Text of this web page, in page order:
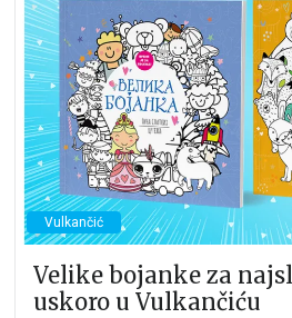
Vulkančić
Velike bojanke za
uskoro u Vulkančiću